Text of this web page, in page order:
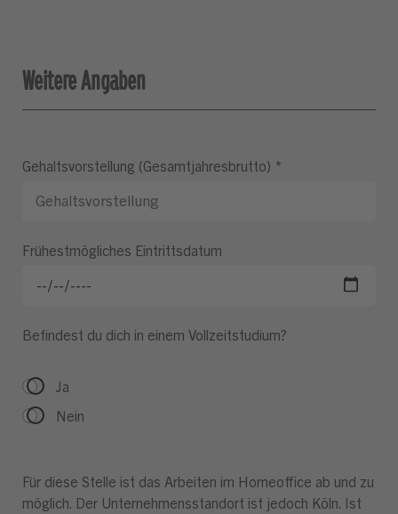
Weitere Angaben
Gehaltsvorstellung (Gesamtjahresbrutto) *
Frühestmögliches Eintrittsdatum
Befindest du dich in einem Vollzeitstudium?
Ja
Nein
Für diese Stelle ist das Arbeiten im Homeoffice ab und zu
möglich. Der Unternehmensstandort ist jedoch Köln. Ist